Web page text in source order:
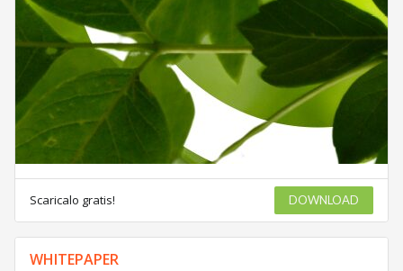
Scaricalo gratis! DOWNLOAD
WHITEPAPER